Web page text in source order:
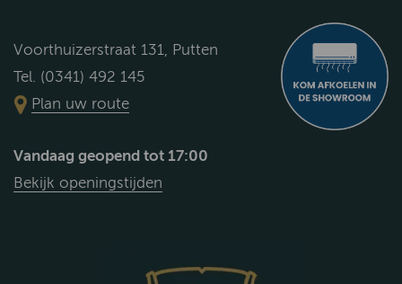
Voorthuizerstraat 131, Putten
Tel. (0341) 492 145
Plan uw route
Vandaag geopend tot 17:00
Bekijk openingstijden